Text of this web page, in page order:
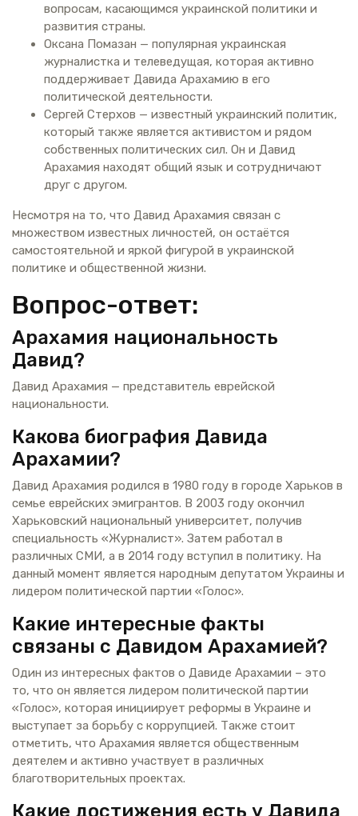
вопросам, касающимся украинской политики и
развития страны.
Оксана Помазан — популярная украинская
журналистка и телеведущая, которая активно
поддерживает Давида Арахамию в его
политической деятельности.
Сергей Стерхов — известный украинский политик,
который также является активистом и рядом
собственных политических сил. Он и Давид
Арахамия находят общий язык и сотрудничают
друг с другом.
Несмотря на то, что Давид Арахамия связан с
множеством известных личностей, он остаётся
самостоятельной и яркой фигурой в украинской
политике и общественной жизни.
Вопрос-ответ:
Арахамия национальность
Давид?
Давид Арахамия — представитель еврейской
национальности.
Какова биография Давида
Арахамии?
Давид Арахамия родился в 1980 году в городе Харьков в
семье еврейских эмигрантов. В 2003 году окончил
Харьковский национальный университет, получив
специальность «Журналист». Затем работал в
различных СМИ, а в 2014 году вступил в политику. На
данный момент является народным депутатом Украины и
лидером политической партии «Голос».
Какие интересные факты
связаны с Давидом Арахамией?
Один из интересных фактов о Давиде Арахамии – это
то, что он является лидером политической партии
«Голос», которая инициирует реформы в Украине и
выступает за борьбу с коррупцией. Также стоит
отметить, что Арахамия является общественным
деятелем и активно участвует в различных
благотворительных проектах.
Какие достижения есть у Давида